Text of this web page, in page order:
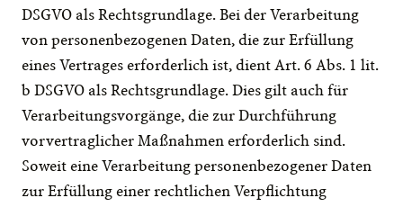
DSGVO als Rechtsgrundlage. Bei der Verarbeitung
von personenbezogenen Daten, die zur Erfüllung
eines Vertrages erforderlich ist, dient Art. 6 Abs. 1 lit.
b DSGVO als Rechtsgrundlage. Dies gilt auch für
Verarbeitungsvorgänge, die zur Durchführung
vorvertraglicher Maßnahmen erforderlich sind.
Soweit eine Verarbeitung personenbezogener Daten
zur Erfüllung einer rechtlichen Verpflichtung